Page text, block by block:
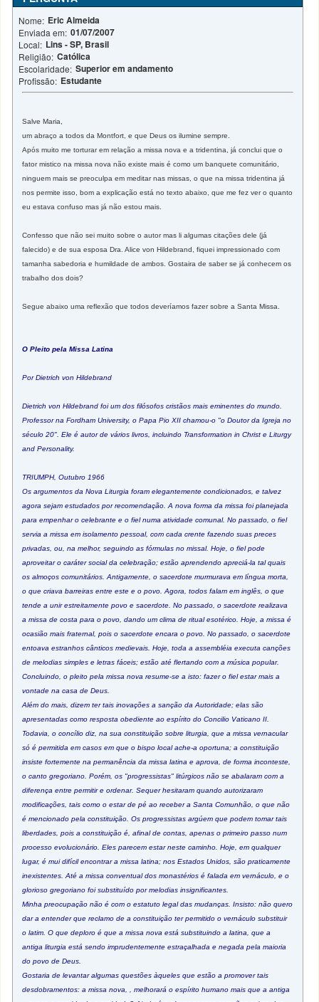
Nome: Eric Almeida
Enviada em: 01/07/2007
Local: Lins - SP, Brasil
Religião: Católica
Escolaridade: Superior em andamento
Profissão: Estudante
Salve Maria,
um abraço a todos da Montfort, e que Deus os ilumine sempre.
Após muito me torturar em relação a missa nova e a tridentina, já conclui que o
fator mistico na missa nova não existe mais é como um banquete comunitário,
ninguem mais se preoculpa em meditar nas missas, o que na missa tridentina já
nos permite isso, bom a explicação está no texto abaixo, que me fez ver o quanto
eu estava confuso mas já não estou mais.
Confesso que não sei muito sobre o autor mas li algumas citações dele (já
falecido) e de sua esposa Dra. Alice von Hildebrand, fiquei impressionado com
tamanha sabedoria e humildade de ambos. Gostaira de saber se já conhecem os
trabalho dos dois?
Segue abaixo uma reflexão que todos deveríamos fazer sobre a Santa Missa.
O Pleito pela Missa Latina
Por Dietrich von Hildebrand
Dietrich von Hildebrand foi um dos filósofos cristãos mais eminentes do mundo.
Professor na Fordham University, o Papa Pio XII chamou-o "o Doutor da Igreja no
século 20". Ele é autor de vários livros, incluindo Transformation in Christ e Liturgy
and Personality.
TRIUMPH, Outubro 1966
Os argumentos da Nova Liturgia foram elegantemente condicionados, e talvez
agora sejam estudados por recomendação. A nova forma da missa foi planejada
para empenhar o celebrante e o fiel numa atividade comunal. No passado, o fiel
servia a missa em isolamento pessoal, com cada crente fazendo suas preces
privadas, ou, na melhor, seguindo as fórmulas no missal. Hoje, o fiel pode
aproveitar o caráter social da celebração; estão aprendendo apreciá-la tal quais
os almoços comunitários. Antigamente, o sacerdote murmurava em língua morta,
o que criava barreiras entre este e o povo. Agora, todos falam em inglês, o que
tende a unir estreitamente povo e sacerdote. No passado, o sacerdote realizava
a missa de costa para o povo, dando um clima de ritual esotérico. Hoje, a missa é
ocasião mais fraternal, pois o sacerdote encara o povo. No passado, o sacerdote
entoava estranhos cânticos medievais. Hoje, toda a assembléia executa canções
de melodias simples e letras fáceis; estão até flertando com a música popular.
Concluindo, o pleito pela missa nova resume-se a isto: fazer o fiel estar mais a
vontade na casa de Deus.
Além do mais, dizem ter tais inovações a sanção da Autoridade; elas são
apresentadas como resposta obediente ao espírito do Concilio Vaticano II.
Todavia, o concílio diz, na sua constituição sobre liturgia, que a missa vernacular
só é permitida em casos em que o bispo local ache-a oportuna; a constituição
insiste fortemente na permanência da missa latina e aprova, de forma inconteste,
o canto gregoriano. Porém, os "progressistas" litúrgicos não se abalaram com a
diferença entre permitir e ordenar. Sequer hesitaram quando autorizaram
modificações, tais como o estar de pé ao receber a Santa Comunhão, o que não
é mencionado pela constituição. Os progressistas argúem que podem tomar tais
liberdades, pois a constituição é, afinal de contas, apenas o primeiro passo num
processo evolucionário. Eles parecem estar neste caminho. Hoje, em qualquer
lugar, é mui difícil encontrar a missa latina; nos Estados Unidos, são praticamente
inexistentes. Até a missa conventual dos monastérios é falada em vernáculo, e o
glorioso gregoriano foi substituído por melodias insignificantes.
Minha preocupação não é com o estatuto legal das mudanças. Insisto: não quero
dar a entender que reclamo de a constituição ter permitido o vernáculo substituir
o latim. O que deploro é que a missa nova está substituindo a latina, que a
antiga liturgia está sendo imprudentemente estraçalhada e negada pela maioria
do povo de Deus.
Gostaria de levantar algumas questões àqueles que estão a promover tais
desdobramentos: a missa nova, , melhorará o espírito humano mais que a antiga